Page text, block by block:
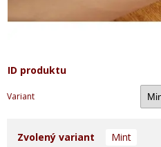
ID produktu
Variant
Zvolený variant Mint